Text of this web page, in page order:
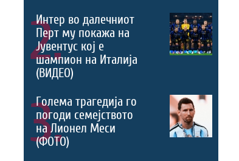
2.
Интер во далечниот
Перт му покажа на
Јувентус кој е
шампион на Италија
(ВИДЕО)
3.
Голема трагедија го
погоди семејството
на Лионел Меси
(ФОТО)